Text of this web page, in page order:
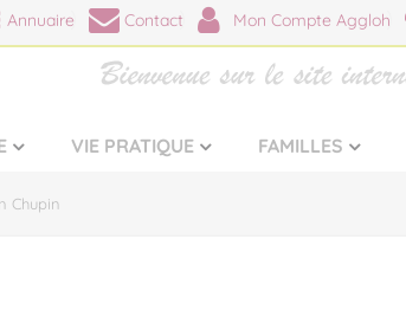
Annuaire Contact Mon Compte Aggloh
VIE PRATIQUE FAMILLES
Chupin